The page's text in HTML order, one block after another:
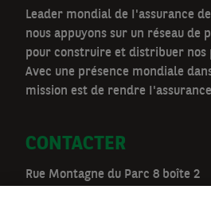
Leader mondial de I'assurance
nous appuyons sur un réseau de
pour construire et distribuer nos
Avec une présence mondiale
mission est de rendre
CONTACTER
Rue Montagne du Parc 8 boîte 2